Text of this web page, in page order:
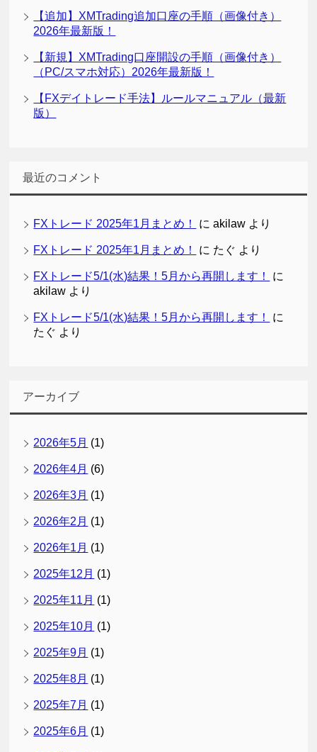
【追加】XMTrading追加口座の手順（画像付き）
2026年最新版！
【新規】XMTrading口座開設の手順（画像付き）
（PC/スマホ対応）2026年最新版！
【FXデイトレード手法】ルールマニュアル（最新
版）
最近のコメント
FXトレード 2025年1月まとめ！ にakilaw より
FXトレード 2025年1月まとめ！ に たぐ より
FXトレード5/1(水)結果！5月から再開します！
に
akilaw より
FXトレード5/1(水)結果！5月から再開します！
に
たぐ より
アーカイブ
2026年5月 (1)
2026年4月 (6)
2026年3月 (1)
2026年2月 (1)
2026年1月 (1)
2025年12月 (1)
2025年11月 (1)
2025年10月 (1)
2025年9月 (1)
2025年8月 (1)
2025年7月 (1)
2025年6月 (1)